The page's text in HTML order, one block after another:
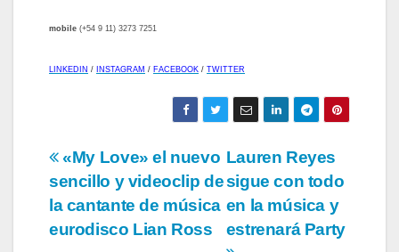
mobile (+54 9 11) 3273 7251
LINKEDIN / INSTAGRAM / FACEBOOK / TWITTER
Navegación
de
entradas
Lauren Reyes
sigue con todo
en la música y
estrenará Party
«My Love» el nuevo
sencillo y videoclip de
la cantante de música
eurodisco Lian Ross